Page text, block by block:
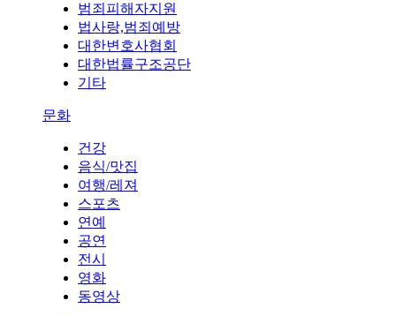
범죄피해자지원
법사랑,범죄예방
대한변호사협회
대한법률구조공단
기타
문화
건강
음식/맛집
여행/레져
스포츠
연예
공연
전시
영화
동영상